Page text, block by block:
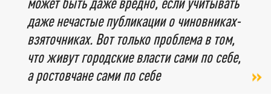
даже нечастые публикации о чиновниках-
взяточниках. Вот только проблема в том,
что живут городские власти сами по себе,
а ростовчане сами по себе